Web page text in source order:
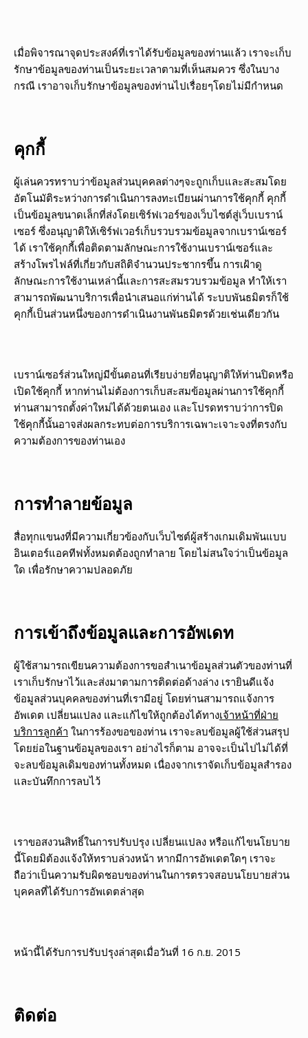
เมื่อพิจารณาจุดประสงค์ที่เราได้รับข้อมูลของท่านแล้ว เราจะเก็บ
รักษาข้อมูลของท่านเป็นระยะเวลาตามที่เห็นสมควร ซึ่งในบาง
กรณี เราอาจเก็บรักษาข้อมูลของท่านไปเรื่อยๆโดยไม่มีกำหนด
คุกกี้
ผู้เล่นควรทราบว่าข้อมูลส่วนบุคคลต่างๆจะถูกเก็บและสะสมโดย
อัตโนมัติระหว่างการดำเนินการลงทะเบียนผ่านการใช้คุกกี้ คุกกี้
เป็นข้อมูลขนาดเล็กที่ส่งโดยเซิร์ฟเวอร์ของเว็บไซต์สู่เว็บเบราน์
เซอร์ ซึ่งอนุญาติให้เซิร์ฟเวอร์เก็บรวบรวมข้อมูลจากเบราน์เซอร์
ได้ เราใช้คุกกี้เพื่อติดตามลักษณะการใช้งานเบราน์เซอร์และ
สร้างโพรไฟล์ที่เกี่ยวกับสถิติจำนวนประชากรขึ้น การเฝ้าดู
ลักษณะการใช้งานเหล่านี้และการสะสมรวบรวมข้อมูล ทำให้เรา
สามารถพัฒนาบริการเพื่อนำเสนอแก่ท่านได้ ระบบพันธมิตรก็ใช้
คุกกี้เป็นส่วนหนึ่งของการดำเนินงานพันธมิตรด้วยเช่นเดียวกัน
เบราน์เซอร์ส่วนใหญ่มีขั้นตอนที่เรียบง่ายที่อนุญาติให้ท่านปิดหรือ
เปิดใช้คุกกี้ หากท่านไม่ต้องการเก็บสะสมข้อมูลผ่านการใช้คุกกี้
ท่านสามารถตั้งค่าใหม่ได้ด้วยตนเอง และโปรดทราบว่าการปิด
ใช้คุกกี้นั้นอาจส่งผลกระทบต่อการบริการเฉพาะเจาะจงที่ตรงกับ
ความต้องการของท่านเอง
การทำลายข้อมูล
สื่อทุกแขนงที่มีความเกี่ยวข้องกับเว็บไซต์ผู้สร้างเกมเดิมพันแบบ
อินเตอร์แอคทีฟทั้งหมดต้องถูกทำลาย โดยไม่สนใจว่าเป็นข้อมูล
ใด เพื่อรักษาความปลอดภัย
การเข้าถึงข้อมูลและการอัพเดท
ผู้ใช้สามารถเขียนความต้องการขอสำเนาข้อมูลส่วนตัวของท่านที่
เราเก็บรักษาไว้และส่งมาตามการติดต่อด้างล่าง เรายินดีแจ้ง
ข้อมูลส่วนบุคคลของท่านที่เรามีอยู่ โดยท่านสามารถแจ้งการ
อัพเดต เปลี่ยนแปลง และแก้ไขให้ถูกต้องได้ทางเจ้าหน้าที่ฝ่าย
บริการลูกค้า ในการร้องขอของท่าน เราจะลบข้อมูลผู้ใช้ส่วนสรุป
โดยย่อในฐานข้อมูลของเรา อย่างไรก็ตาม อาจจะเป็นไปไม่ได้ที่
จะลบข้อมูลเดิมของท่านทั้งหมด เนื่องจากเราจัดเก็บข้อมูลสำรอง
และบันทึกการลบไว้
เราขอสงวนสิทธิ์ในการปรับปรุง เปลี่ยนแปลง หรือแก้ไขนโยบาย
นี้โดยมิต้องแจ้งให้ทราบล่วงหน้า หากมีการอัพเดตใดๆ เราจะ
ถือว่าเป็นความรับผิดชอบของท่านในการตรวจสอบนโยบายส่วน
บุคคลที่ได้รับการอัพเดตล่าสุด
หน้านี้ได้รับการปรับปรุงล่าสุดเมื่อวันที่ 16 ก.ย. 2015
ติดต่อ